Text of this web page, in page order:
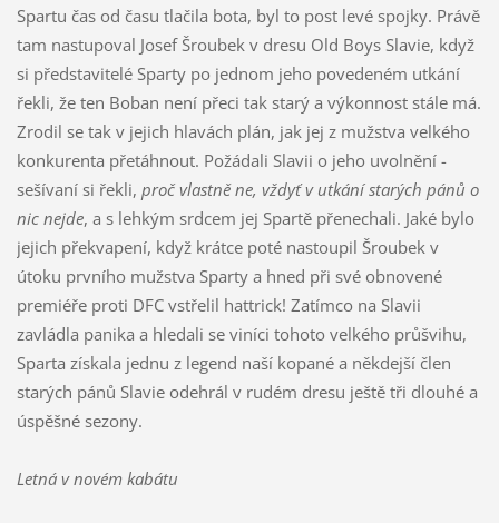
Spartu čas od času tlačila bota, byl to post levé spojky. Právě
tam nastupoval Josef Šroubek v dresu Old Boys Slavie, když
si představitelé Sparty po jednom jeho povedeném utkání
řekli, že ten Boban není přeci tak starý a výkonnost stále má.
Zrodil se tak v jejich hlavách plán, jak jej z mužstva velkého
konkurenta přetáhnout. Požádali Slavii o jeho uvolnění -
sešívaní si řekli, proč vlastně ne, vždyť v utkání starých pánů o
nic nejde, a s lehkým srdcem jej Spartě přenechali. Jaké bylo
jejich překvapení, když krátce poté nastoupil Šroubek v
útoku prvního mužstva Sparty a hned při své obnovené
premiéře proti DFC vstřelil hattrick! Zatímco na Slavii
zavládla panika a hledali se viníci tohoto velkého průšvihu,
Sparta získala jednu z legend naší kopané a někdejší člen
starých pánů Slavie odehrál v rudém dresu ještě tři dlouhé a
úspěšné sezony.
Letná v novém kabátu